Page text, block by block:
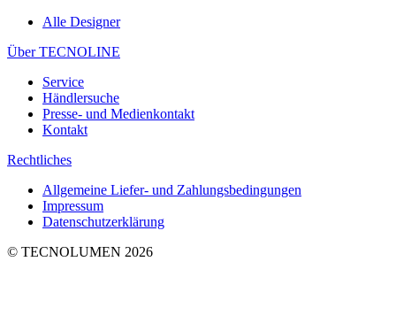
Alle Designer
Über TECNOLINE
Service
Händlersuche
Presse- und Medienkontakt
Kontakt
Rechtliches
Allgemeine Liefer- und Zahlungsbedingungen
Impressum
Datenschutzerklärung
© TECNOLUMEN 2026